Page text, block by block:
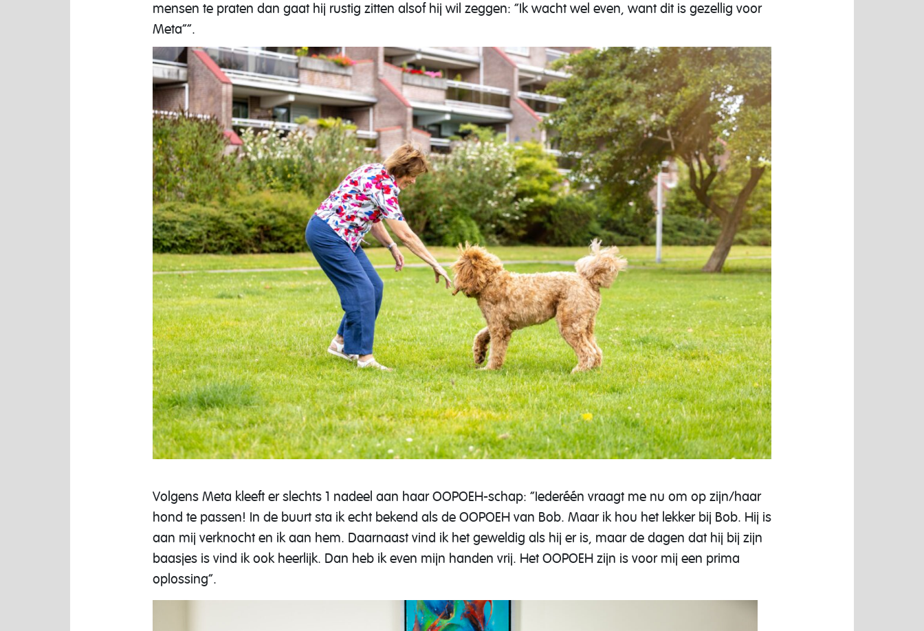
mensen te praten dan gaat hij rustig zitten alsof hij wil zeggen: “Ik wacht wel even, want dit is gezellig voor
Meta””.
Volgens Meta kleeft er slechts 1 nadeel aan haar OOPOEH-schap: “Iederéén vraagt me nu om op zijn/haar
hond te passen! In de buurt sta ik echt bekend als de OOPOEH van Bob. Maar ik hou het lekker bij Bob. Hij is
aan mij verknocht en ik aan hem. Daarnaast vind ik het geweldig als hij er is, maar de dagen dat hij bij zijn
baasjes is vind ik ook heerlijk. Dan heb ik even mijn handen vrij. Het OOPOEH zijn is voor mij een prima
oplossing”.